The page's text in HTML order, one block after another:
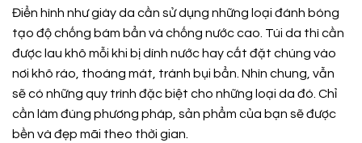
Điển hình như giày da cần sử dụng những loại đánh bóng
tạo độ chống bám bẩn và chống nước cao. Túi da thì cần
được lau khô mỗi khi bị dính nước hay cất đặt chúng vào
nơi khô ráo, thoáng mát, tránh bụi bẩn. Nhìn chung, vẫn
sẽ có những quy trình đặc biệt cho những loại da đó. Chỉ
cần làm đúng phương pháp, sản phẩm của bạn sẽ được
bền và đẹp mãi theo thời gian.